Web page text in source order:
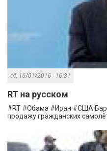
сб, 16/01/2016 - 16:31
RT на русском
#RT #Обама #Иран #США
продажу гражданских